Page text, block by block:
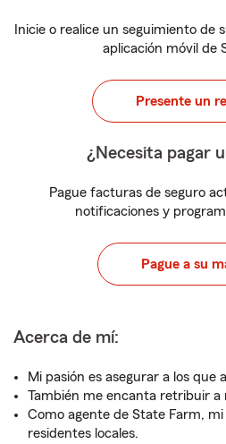
Inicie o realice un seguimiento de
aplicación móvil de
Presente un
¿Necesita pagar
Pague facturas de seguro
notificaciones y
Pague a su
Acerca de mí:
Mi pasión es asegurar a los que
También me encanta retribuir a
Como agente de State Farm,
residentes locales.